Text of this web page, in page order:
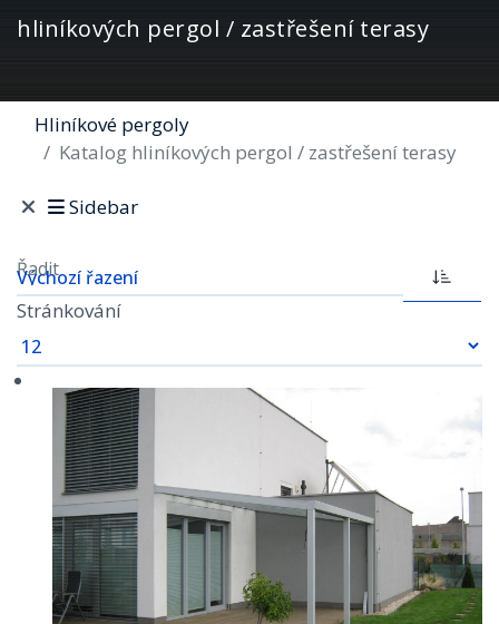
hliníkových pergol / zastřešení terasy
Hliníkové pergoly
Katalog hliníkových pergol / zastřešení terasy
Sidebar
Řadit
Stránkování